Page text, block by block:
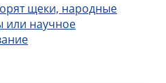
щеки, народные
или научное